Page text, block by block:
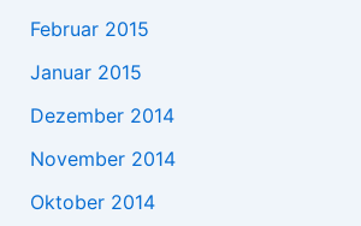
Februar 2015
Januar 2015
Dezember 2014
November 2014
Oktober 2014